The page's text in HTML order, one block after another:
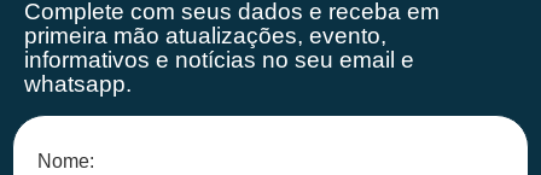
Complete com seus dados e receba em
primeira mão atualizações, evento,
informativos e notícias no seu email e
whatsapp.
Nome: